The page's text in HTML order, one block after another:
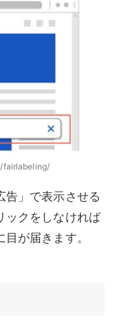
fairlabeling/
告」で表示させる
ックをしなければ
が届きます。